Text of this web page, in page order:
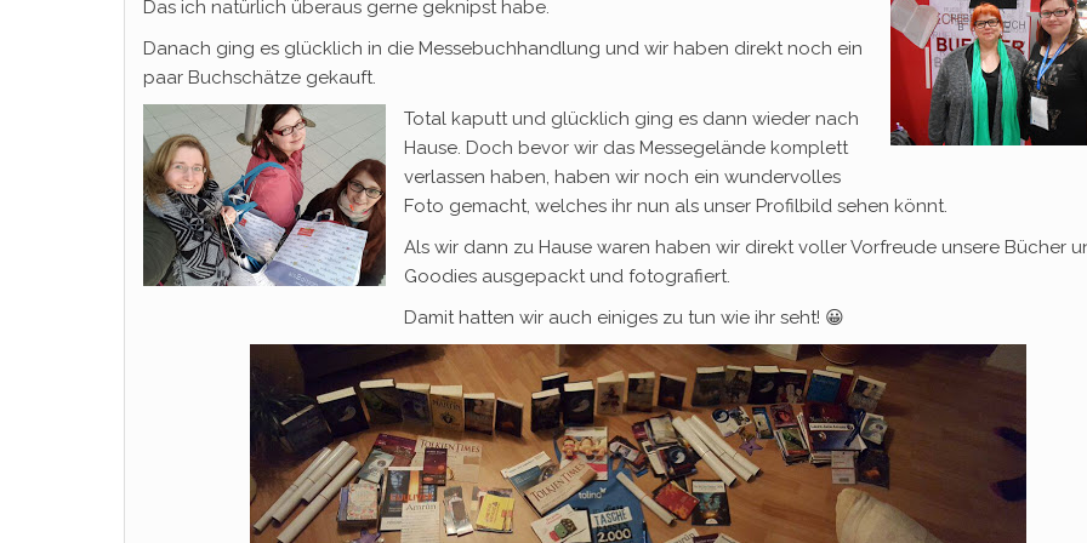
Das ich natürlich überaus gerne geknipst habe.
Danach ging es glücklich in die Messebuchhandlung und wir haben direkt noch ein
paar Buchschätze gekauft.
Total kaputt und glücklich ging es dann wieder nach
Hause. Doch bevor wir das Messegelände komplett
verlassen haben, haben wir noch ein wundervolles
Foto gemacht, welches ihr nun als unser Profilbild sehen könnt.
Als wir dann zu Hause waren haben wir direkt voller Vorfreude unsere Bücher
Goodies ausgepackt und fotografiert.
Damit hatten wir auch einiges zu tun wie ihr seht! 😀